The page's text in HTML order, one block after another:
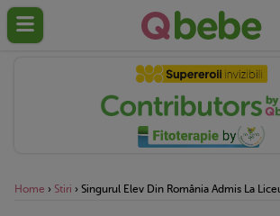
Home › Stiri › Singurul Elev Din România Admis La